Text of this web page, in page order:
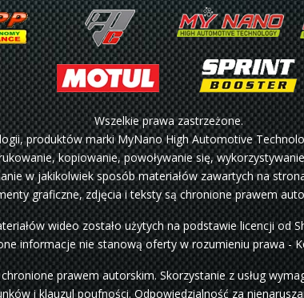
Wszelkie prawa zastrzeżone.
produktów marki MyNano High Automotive
kopiowanie, powoływanie się,
w jakikolwiek sposób materiałów zawartych na
graficzne, zdjęcia i teksty są chronione prawem
wideo zostało użytych na podstawie licencji od
informacje nie stanową oferty w rozumieniu prawa -
prawem autorskim. Skorzystanie z usług
i klauzul poufności. Odpowiedzialność za